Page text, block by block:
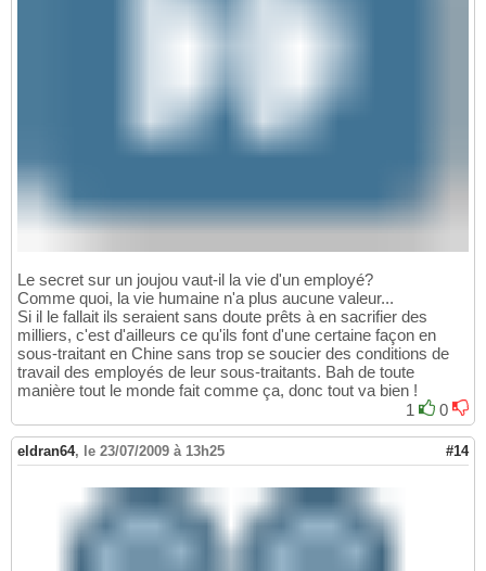
Le secret sur un joujou vaut-il la vie d'un employé?
Comme quoi, la vie humaine n'a plus aucune valeur...
Si il le fallait ils seraient sans doute prêts à en sacrifier des
milliers, c'est d'ailleurs ce qu'ils font d'une certaine façon en
sous-traitant en Chine sans trop se soucier des conditions de
travail des employés de leur sous-traitants. Bah de toute
manière tout le monde fait comme ça, donc tout va bien !
1
0
eldran64, le 23/07/2009 à 13h25 #14